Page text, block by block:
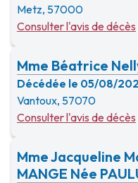
Metz, 57000
Consulter l'avis de décès
Mme Béatrice
Décédée le 05/08/
Vantoux, 57070
Consulter l'avis de décès
Mme Jacqueline
MANGE Née